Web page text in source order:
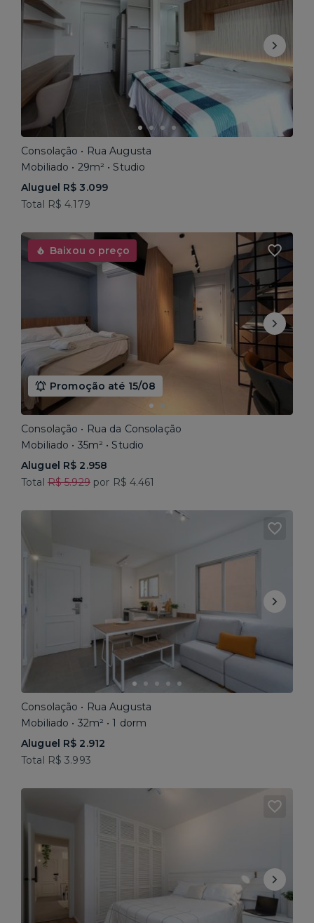
Consolação • Rua Augusta
Mobiliado • 29m² • Studio
Aluguel R$ 3.099
Total R$ 4.179
Baixou o preço
Promoção até 15/08
Consolação • Rua da Consolação
Mobiliado • 35m² • Studio
Aluguel R$ 2.958
Total R$ 5.929por R$ 4.461
Consolação • Rua Augusta
Mobiliado • 32m² • 1 dorm
Aluguel R$ 2.912
Total R$ 3.993